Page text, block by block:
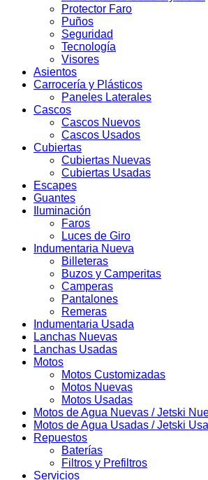
Protector Faro
Puños
Seguridad
Tecnología
Visores
Asientos
Carrocería y Plásticos
Paneles Laterales
Cascos
Cascos Nuevos
Cascos Usados
Cubiertas
Cubiertas Nuevas
Cubiertas Usadas
Escapes
Guantes
Iluminación
Faros
Luces de Giro
Indumentaria Nueva
Billeteras
Buzos y Camperitas
Camperas
Pantalones
Remeras
Indumentaria Usada
Lanchas Nuevas
Lanchas Usadas
Motos
Motos Customizadas
Motos Nuevas
Motos Usadas
Motos de Agua Nuevas / Jetski
Motos de Agua Usadas / Jetski
Repuestos
Baterías
Filtros y Prefiltros
Servicios